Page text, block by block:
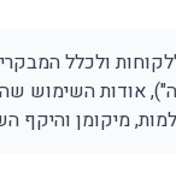
(להלן: "החברה"),
מיקומן והיקף